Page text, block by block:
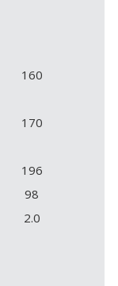
160
170
196
98
2.0